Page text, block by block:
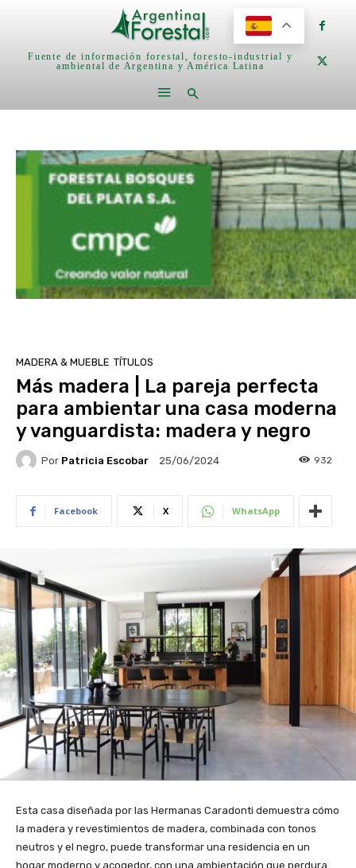
Fuente de información forestal, foresto-industrial y
ambiental de Argentina y América Latina
MADERA & MUEBLE TÍTULOS
Más madera | La pareja perfecta
para ambientar una casa moderna
y vanguardista: madera y negro
Por Patricia Escobar 25/06/2024 932
Facebook X WhatsApp
Esta casa diseñada por las Hermanas Caradonti demuestra cómo
la madera y revestimientos de madera, combinada con tonos
neutros y el negro, puede transformar una residencia en un
hogar moderno y acogedor, con una ambientación que perdura